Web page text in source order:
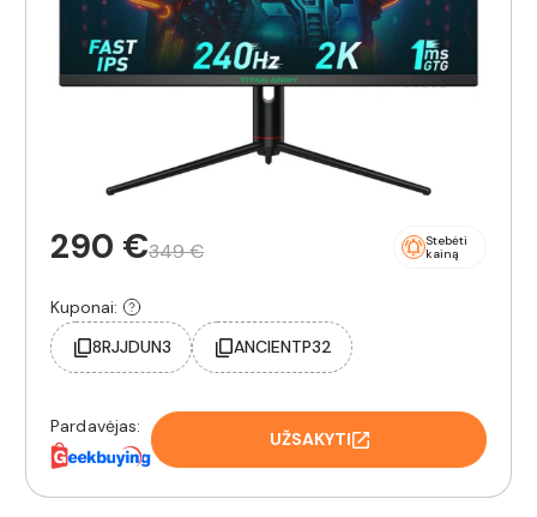
290 €349 €
Stebėti
kainą
Kuponai:
8RJJDUN3
ANCIENTP32
Pardavėjas:
UŽSAKYTI